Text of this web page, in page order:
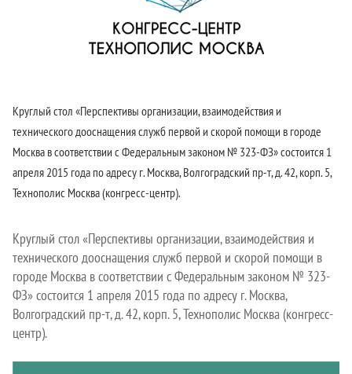
Круглый стол «Перспективы организации, взаимодействия и
технического дооснащения служб первой и скорой помощи в городе
Москва в соответствии с Федеральным законом № 323-ФЗ» состоится 1
апреля 2015 года по адресу г. Москва, Волгоградский пр-т, д. 42, корп. 5,
Технополис Москва (конгресс-центр).
Круглый стол «Перспективы организации, взаимодействия и
технического дооснащения служб первой и скорой помощи в
городе Москва в соответствии с Федеральным законом № 323-
ФЗ» состоится 1 апреля 2015 года по адресу г. Москва,
Волгоградский пр-т, д. 42, корп. 5, Технополис Москва (конгресс-
центр).